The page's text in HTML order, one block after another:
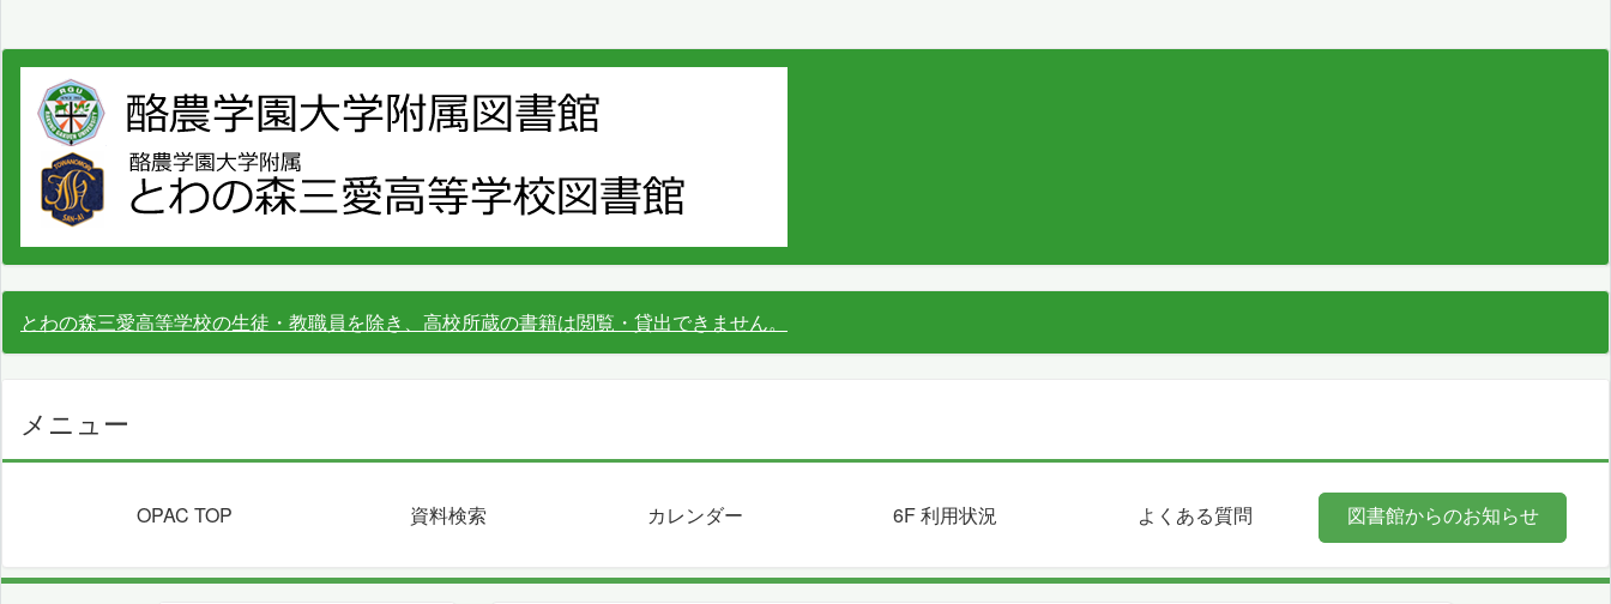
とわの森三愛高等学校の生徒・教職員を除き、高校所蔵の書籍は閲覧・貸出できません。
メニュー
OPAC TOP 資料検索 カレンダー 6F 利用状況 よくある質問 図書館からのお知らせ